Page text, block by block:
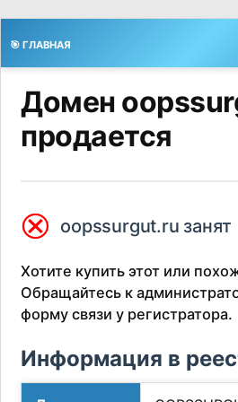
🎯 ГЛАВНАЯ
Домен
продается
⮿ oopssurgut.ru занят
Хотите купить этот или
Обращайтесь к
форму связи у регистратора.
Информация в